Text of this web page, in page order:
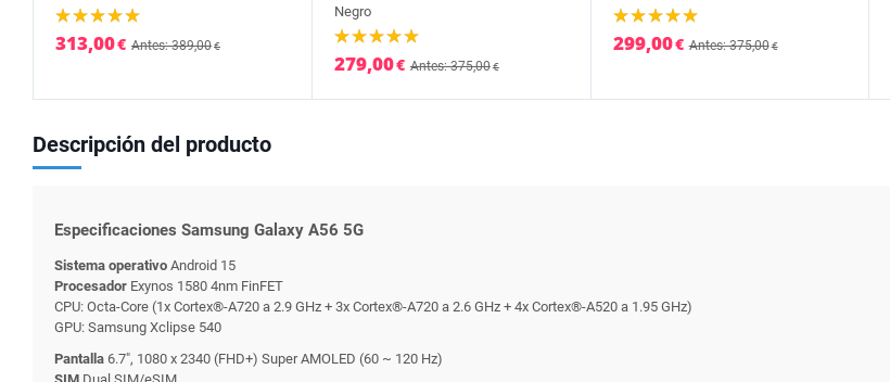
313,00€ Antes: 389,00€
Negro
279,00€ Antes: 375,00€
299,00€ Antes: 375,00€
Descripción del producto
Especificaciones Samsung Galaxy A56 5G
Sistema operativo Android 15
Procesador Exynos 1580 4nm FinFET
CPU: Octa-Core (1x Cortex®-A720 a 2.9 GHz + 3x Cortex®-A720 a 2.6 GHz + 4x Cortex®-A520 a 1.95 GHz)
GPU: Samsung Xclipse 540
Pantalla 6.7", 1080 x 2340 (FHD+) Super AMOLED (60 ~ 120 Hz)